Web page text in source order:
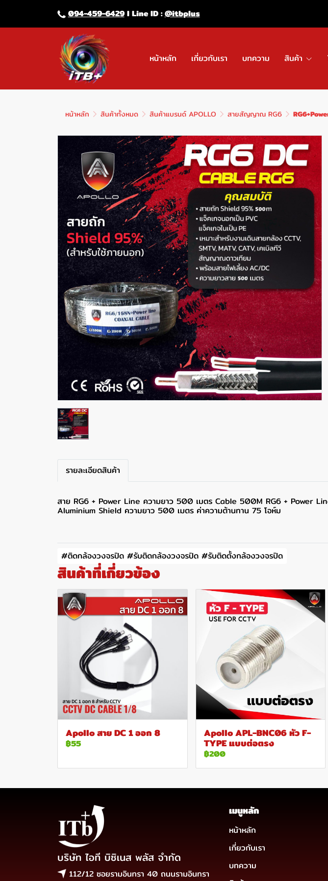
094-459-6429l Line lD :@itbplus
หน้าหลัก เกี่ยวกับเรา บทความ สินค้า
หน้าหลัก สินค้าทั้งหมด สินค้าแบรนด์ APOLLO สายสัญญาณ RG6
รายละเอียดสินค้า
สาย RG6 + Power Line ความยาว 500 เมตร Cable 500M RG6 + Power
Aluminium Shield ความยาว 500 เมตร ค่าความต้านทาน 75 โอห์ม
#ติดกล้องวงจรปิด #รับติดกล้องวงจรปิด #รับติดตั้งกล้องวงจรปิด
สินค้าที่เกี่ยวข้อง
Apollo สาย DC 1 ออก 8
฿55
Apollo APL-BNC06 หัว F-
TYPE แบบต่อตรง
฿200
บริษัท ไอที บิซิเนส พลัส จำกัด
112/12 ซอยรามอินทรา 40 ถนนรามอินทรา
เมนูหลัก
หน้าหลัก
เกี่ยวกับเรา
บทความ